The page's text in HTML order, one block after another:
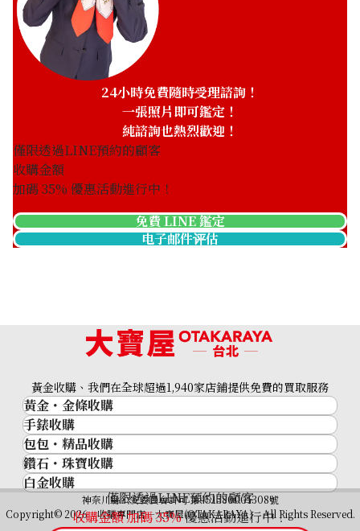
Sphene diamond necklace 4.8ct
NTD 19,999
24小時免費隨時受理諮詢！
一張照片即可鑑定！
純諮詢也熱烈歡迎！
僅限透過LINE預約的顧客
收購金額
加碼35% 優惠活動進行中！
免費 LINE 鑑定
电子邮件评估
僅限透過LINE預約的顧客
收購金額 加碼35%優惠活動進行中！
黃金收購、我們在全球超過1,940家店鋪提供免費的買取服務
黃金・金條收購
黃金與貴金屬
金的錠
金幣
黃金過去10年
黃金飾品
手錶收購
名牌手錶
Rolex
Patek Philippe
Audemars Piguet
包包・精品收購
品牌精品
Cartier
LOUIS VUITTON
Hermès
鑽石・珠寶收購
鑽石･珠寶
祖母綠（翠玉）
白金收購
神奈川縣公安委員會許可 第451380001308號
Copyright© 2026 收購專門店—大寶屋(OTAKARAYA) All Rights Reserved.